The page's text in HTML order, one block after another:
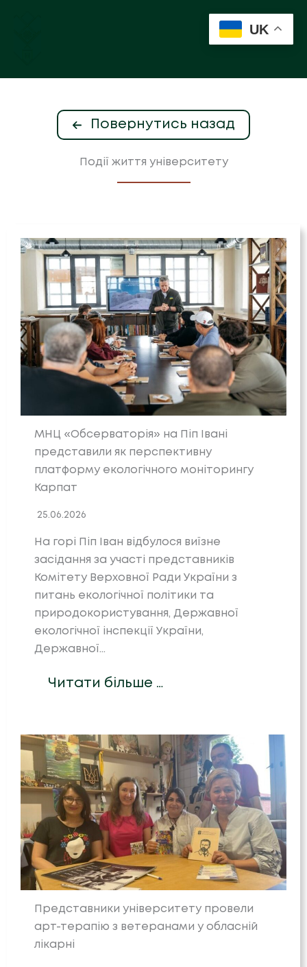
Повернутись назад
Події життя університету
МНЦ «Обсерваторія» на Піп Івані
представили як перспективну
платформу екологічного моніторингу
Карпат
25.06.2026
На горі Піп Іван відбулося виїзне
засідання за участі представників
Комітету Верховної Ради України з
питань екологічної політики та
природокористування, Державної
екологічної інспекції України,
Державної…
Читати більше …
Представники університету провели
арт-терапію з ветеранами у обласній
лікарні
UK